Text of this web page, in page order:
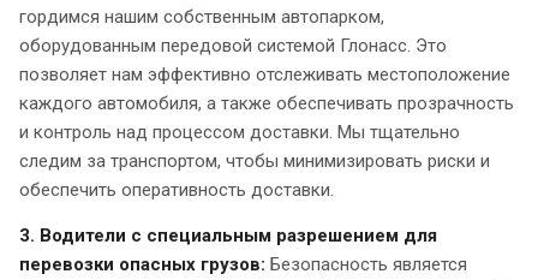
гордимся нашим собственным автопарком,
оборудованным передовой системой Глонасс. Это
позволяет нам эффективно отслеживать местоположение
каждого автомобиля, а также обеспечивать прозрачность
и контроль над процессом доставки. Мы тщательно
следим за транспортом, чтобы минимизировать риски и
обеспечить оперативность доставки.
3. Водители с специальным разрешением для
перевозки опасных грузов: Безопасность является